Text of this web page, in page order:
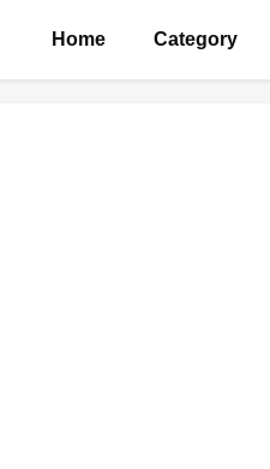
Home Category